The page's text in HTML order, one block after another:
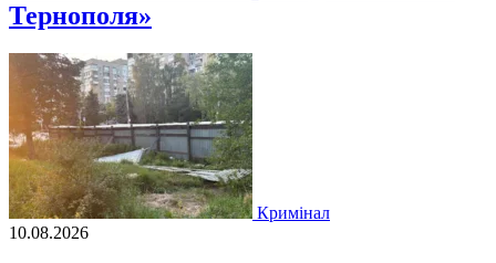
Тернополя»
Кримінал
10.08.2026